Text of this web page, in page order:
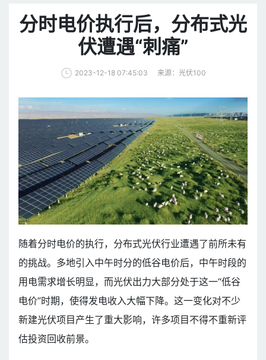
分时电价执行后，分布式光
伏遭遇“刺痛”
2023-12-18 07:45:03 来源：光伏100
随着分时电价的执行，分布式光伏行业遭遇了前所未有
的挑战。多地引入中午时分的低谷电价后，中午时段的
用电需求增长明显，而光伏出力大部分处于这一“低谷
电价”时期，使得发电收入大幅下降。这一变化对不少
新建光伏项目产生了重大影响，许多项目不得不重新评
估投资回收前景。